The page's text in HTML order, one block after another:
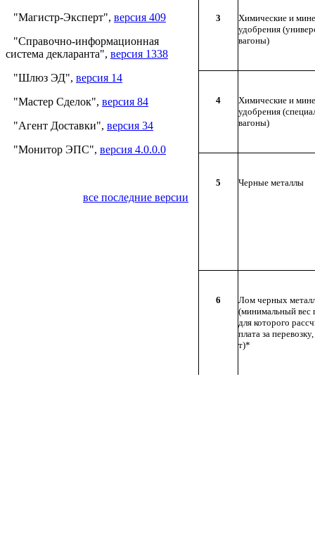
"Магистр-Эксперт", версия 409
"Справочно-информационная
система декларанта", версия 1338
"Шлюз ЭД", версия 14
"Мастер Сделок", версия 84
"Агент Доставки", версия 34
"Монитор ЭПС", версия 4.0.0.0
все последние версии
3
Химические и
удобрения
вагоны)
4
Химические и
удобрения
вагоны)
5 Черные металлы
6
Лом черных
(минимальный вес
для которого
плата за
т)*